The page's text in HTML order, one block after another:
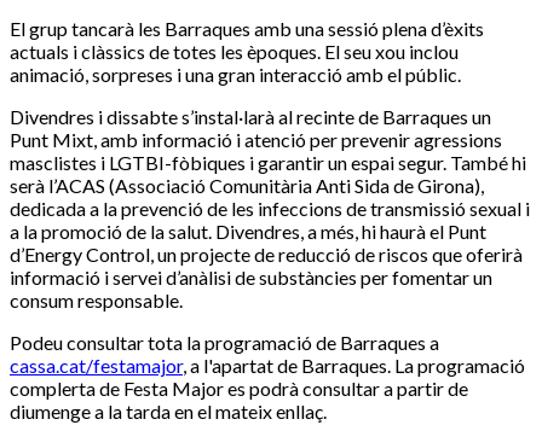
El grup tancarà les Barraques amb una sessió plena d’èxits
actuals i clàssics de totes les èpoques. El seu xou inclou
animació, sorpreses i una gran interacció amb el públic.
Divendres i dissabte s’instal·larà al recinte de Barraques un
Punt Mixt, amb informació i atenció per prevenir agressions
masclistes i LGTBI-fòbiques i garantir un espai segur. També hi
serà l’ACAS (Associació Comunitària Anti Sida de Girona),
dedicada a la prevenció de les infeccions de transmissió sexual i
a la promoció de la salut. Divendres, a més, hi haurà el Punt
d’Energy Control, un projecte de reducció de riscos que oferirà
informació i servei d’anàlisi de substàncies per fomentar un
consum responsable.
Podeu consultar tota la programació de Barraques a
cassa.cat/festamajor, a l'apartat de Barraques. La programació
complerta de Festa Major es podrà consultar a partir de
diumenge a la tarda en el mateix enllaç.